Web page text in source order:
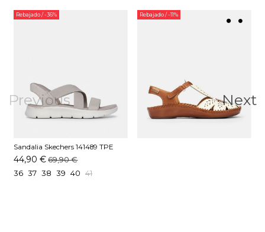
Previous
Rebajado/ -36%
Sandalia Skechers 141489 TPE
Taupe
44,90 € 69,90 €
36 37 38 39 40 41
Rebajado/ -11%
Next